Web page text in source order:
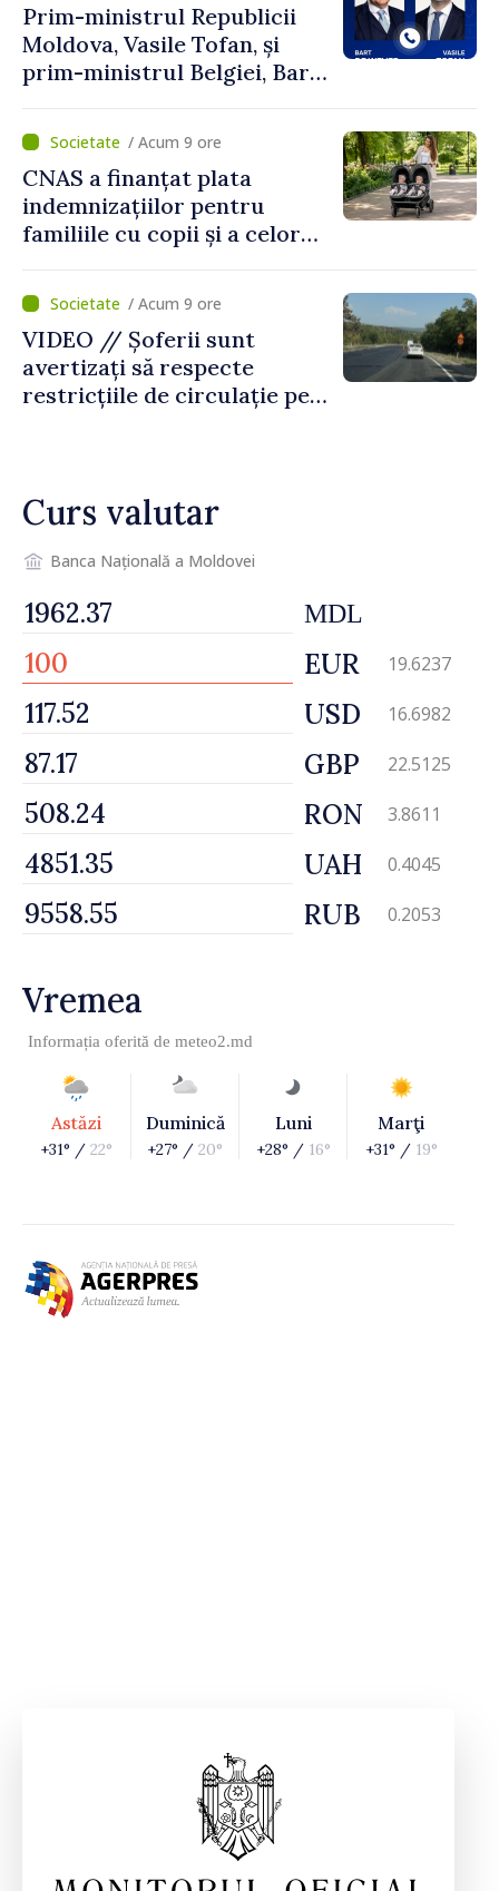
Prim-ministrul Republicii
Moldova, Vasile Tofan, și
prim-ministrul Belgiei, Bart
despre parcursul european
al Republicii Moldova.
/ Acum 9 ore
CNAS a finanțat plata
indemnizațiilor pentru
familiile cu copii și a celor
temporară de muncă
/ Acum 9 ore
VIDEO // Șoferii sunt
avertizați să respecte
restricțiile de circulație pe
Curs valutar
Banca Națională a Moldovei
MDL
EUR 19.6237
USD 16.6982
GBP 22.5125
RON 3.8611
UAH 0.4045
RUB 0.2053
Vremea
Informația oferită de meteo2.md
Astăzi
+31° / 22°
Duminică
+27° / 20°
Luni
+28° / 16°
Marţi
+31° / 19°